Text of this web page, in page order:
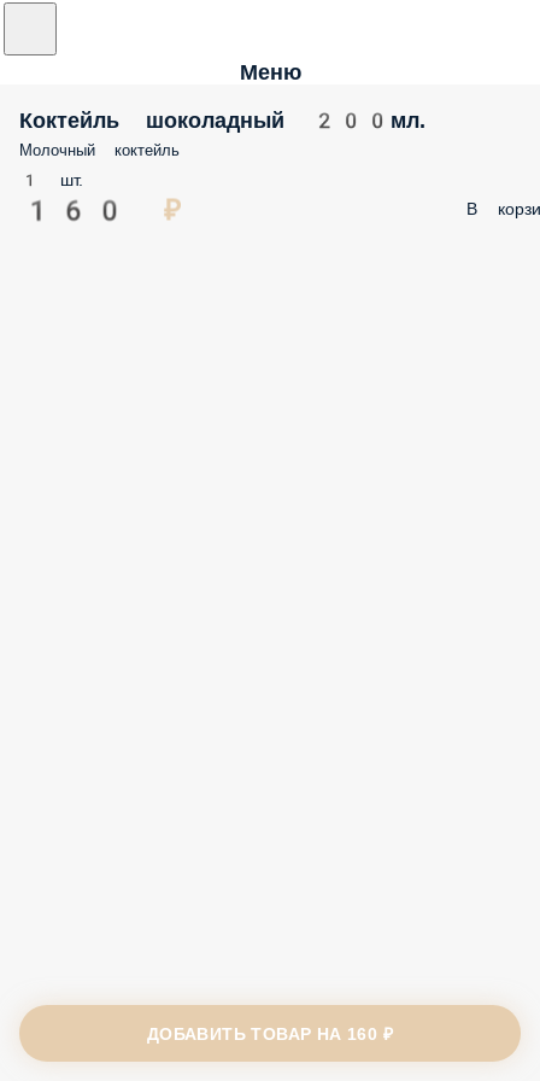
Меню
Коктейль шоколадный 200мл.
Молочный коктейль
1 шт.
160 ₽ В
ДОБАВИТЬ ТОВАР НА 160 ₽